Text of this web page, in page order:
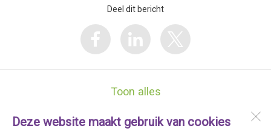
Deze website maakt gebruik van cookies
Deel dit bericht
Toon alles